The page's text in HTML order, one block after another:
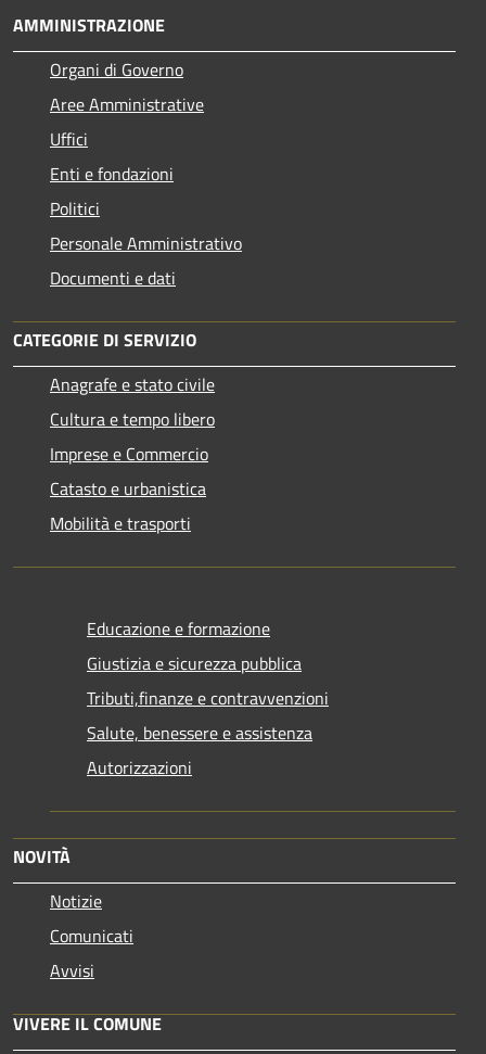
AMMINISTRAZIONE
Organi di Governo
Aree Amministrative
Uffici
Enti e fondazioni
Politici
Personale Amministrativo
Documenti e dati
CATEGORIE DI SERVIZIO
Anagrafe e stato civile
Cultura e tempo libero
Imprese e Commercio
Catasto e urbanistica
Mobilità e trasporti
Educazione e formazione
Giustizia e sicurezza pubblica
Tributi,finanze e contravvenzioni
Salute, benessere e assistenza
Autorizzazioni
NOVITÀ
Notizie
Comunicati
Avvisi
VIVERE IL COMUNE